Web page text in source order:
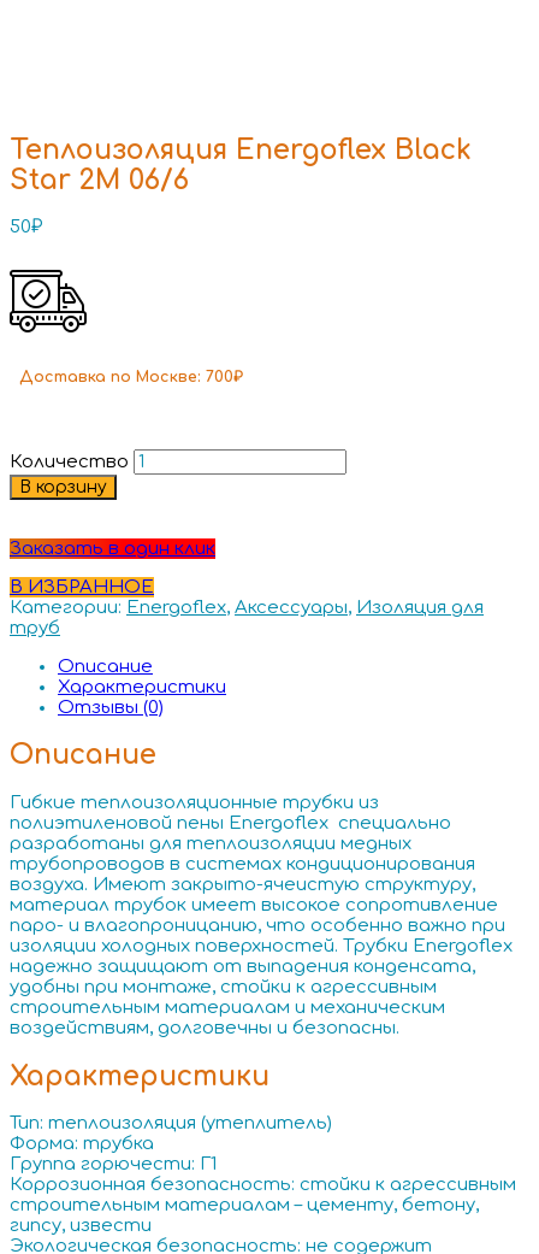
Теплоизоляция Energoflex Black
Star 2M 06/6
50₽
Доставка по Москве: 700₽
Количество
В корзину
Заказать в один клик
В ИЗБРАННОЕ
Категории: Energoflex, Аксессуары, Изоляция для
труб
Описание
Характеристики
Отзывы (0)
Описание
Гибкие теплоизоляционные трубки из
полиэтиленовой пены Energoflex специально
разработаны для теплоизоляции медных
трубопроводов в системах кондиционирования
воздуха. Имеют закрыто-ячеистую структуру,
материал трубок имеет высокое сопротивление
паро- и влагопроницанию, что особенно важно при
изоляции холодных поверхностей. Трубки Energoflex
надежно защищают от выпадения конденсата,
удобны при монтаже, стойки к агрессивным
строительным материалам и механическим
воздействиям, долговечны и безопасны.
Характеристики
Тип: теплоизоляция (утеплитель)
Форма: трубка
Группа горючести: Г1
Коррозионная безопасность: стойки к агрессивным
строительным материалам – цементу, бетону,
гипсу, извести
Экологическая безопасность: не содержит